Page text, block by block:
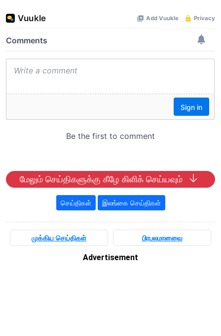
மேலும் செய்திகளுக்கு கீழே கிளிக் செய்யவும்
செய்திகள் இலங்கை செய்திகள்
முக்கிய செய்திகள் பிரபலமானவை
Advertisement